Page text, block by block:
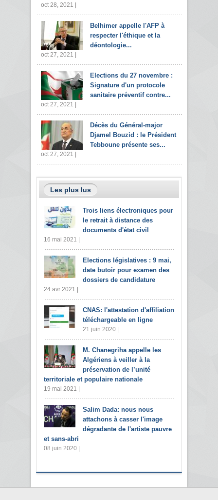
oct 28, 2021 |
Belhimer appelle l'AFP à
respecter l'éthique et la
déontologie...
oct 27, 2021 |
Elections du 27 novembre :
Signature d'un protocole
sanitaire préventif contre...
oct 27, 2021 |
Décès du Général-major
Djamel Bouzid : le Président
Tebboune présente ses...
oct 27, 2021 |
Les plus lus
Trois liens électroniques pour
le retrait à distance des
documents d'état civil
16 mai 2021 |
Elections législatives : 9 mai,
date butoir pour examen des
dossiers de candidature
24 avr 2021 |
CNAS: l'attestation d'affiliation
téléchargeable en ligne
21 juin 2020 |
M. Chanegriha appelle les
Algériens à veiller à la
préservation de l’unité
territoriale et populaire nationale
19 mai 2021 |
Salim Dada: nous nous
attachons à casser l'image
dégradante de l'artiste pauvre
et sans-abri
08 juin 2020 |